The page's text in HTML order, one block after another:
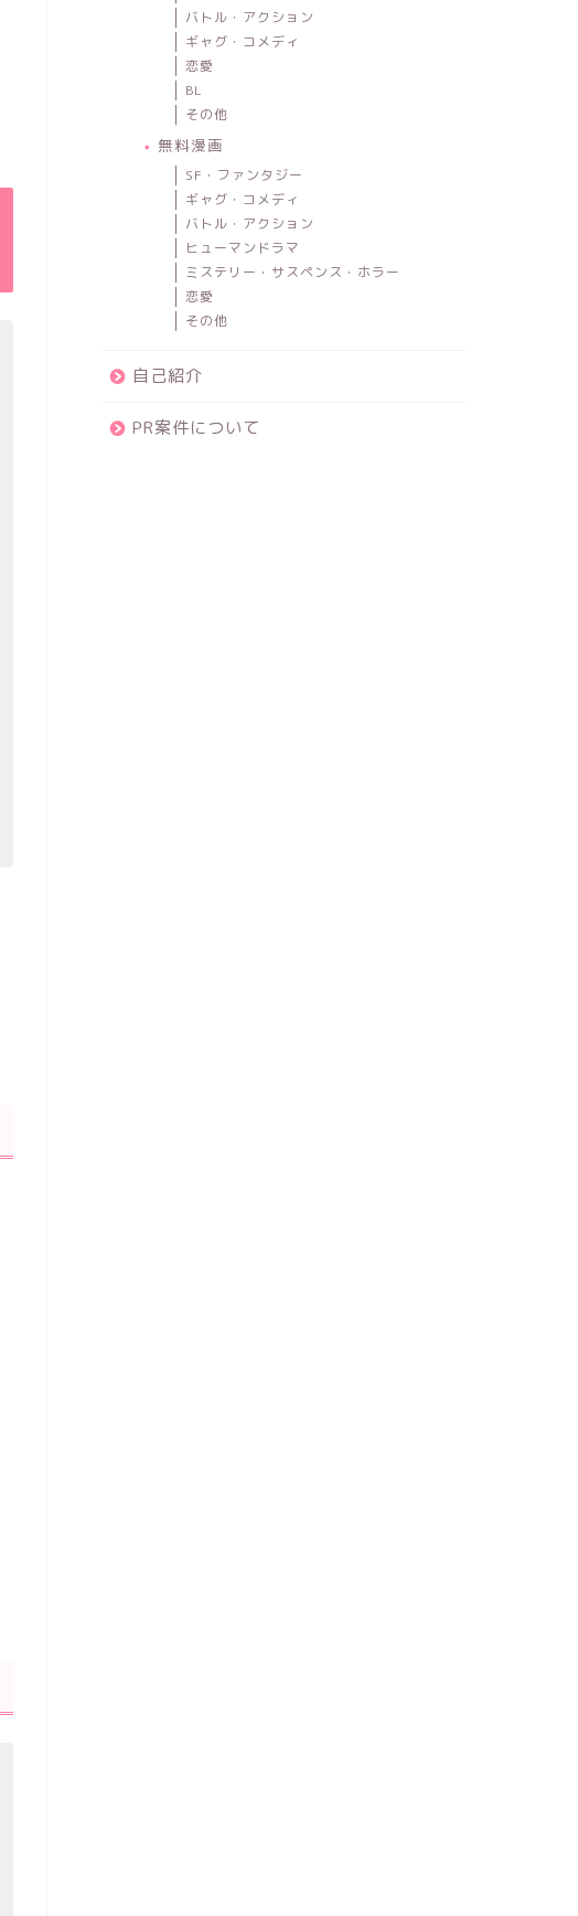
バトル・アクション
ギャグ・コメディ
恋愛
BL
その他
無料漫画
SF・ファンタジー
ギャグ・コメディ
バトル・アクション
ヒューマンドラマ
ミステリー・サスペンス・ホラー
恋愛
その他
自己紹介
PR案件について